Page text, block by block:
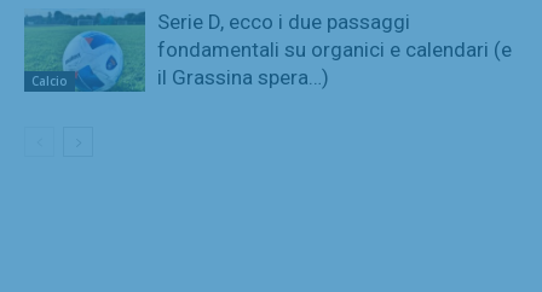
Calcio
Serie D, ecco i due passaggi
fondamentali su organici e calendari (e
il Grassina spera…)